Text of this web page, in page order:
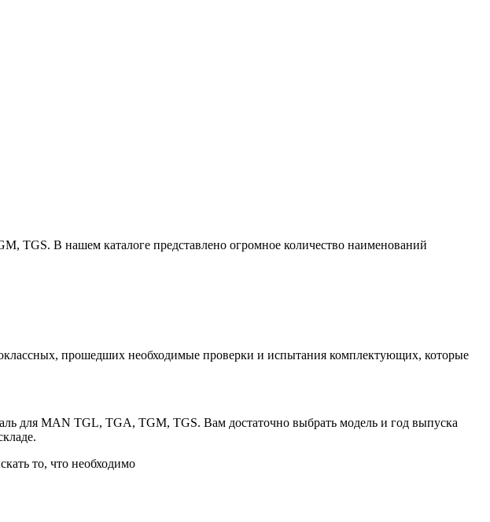
TGS. В нашем каталоге представлено огромное количество наименований
прошедших необходимые проверки и испытания комплектующих, которые
для MAN TGL, TGA, TGM, TGS. Вам достаточно выбрать модель и год выпуска
то, что необходимо